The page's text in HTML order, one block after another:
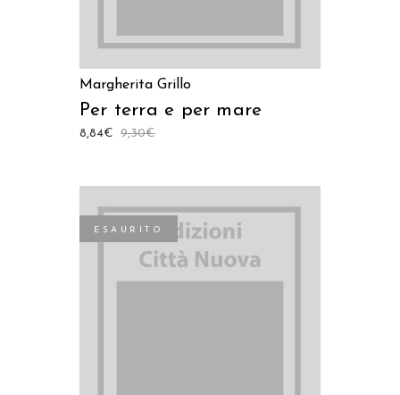
Margherita Grillo
Per terra e per mare
9,30€
8,84€
ESAURITO